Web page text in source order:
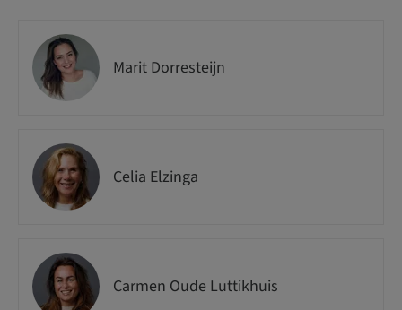
Marit Dorresteijn
Celia Elzinga
Carmen Oude Luttikhuis